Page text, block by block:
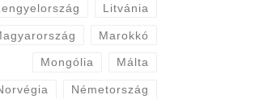
Litvánia
Marokkó
Mongólia Málta
Németország